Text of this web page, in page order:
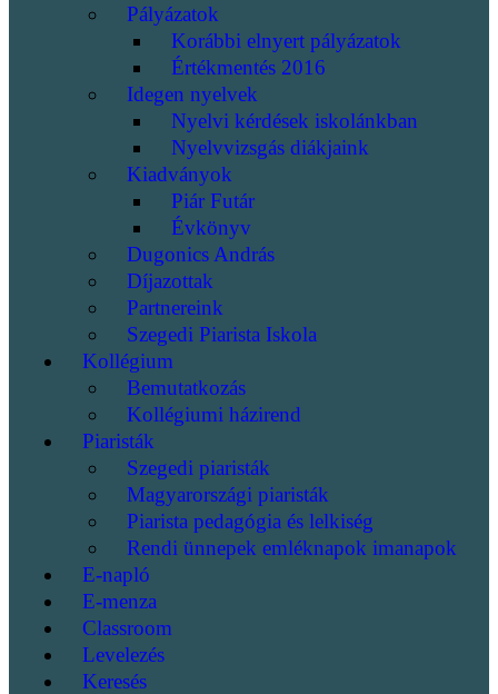
Pályázatok
Korábbi elnyert pályázatok
Értékmentés 2016
Idegen nyelvek
Nyelvi kérdések iskolánkban
Nyelvvizsgás diákjaink
Kiadványok
Piár Futár
Évkönyv
Dugonics András
Díjazottak
Partnereink
Szegedi Piarista Iskola
Kollégium
Bemutatkozás
Kollégiumi házirend
Piaristák
Szegedi piaristák
Magyarországi piaristák
Piarista pedagógia és lelkiség
Rendi ünnepek emléknapok imanapok
E-napló
E-menza
Classroom
Levelezés
Keresés